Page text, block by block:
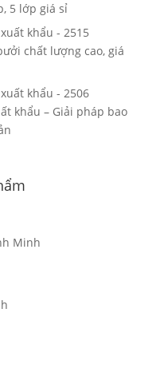
5 lớp giá sỉ
chất lượng cao, giá
khẩu – Giải pháp bao